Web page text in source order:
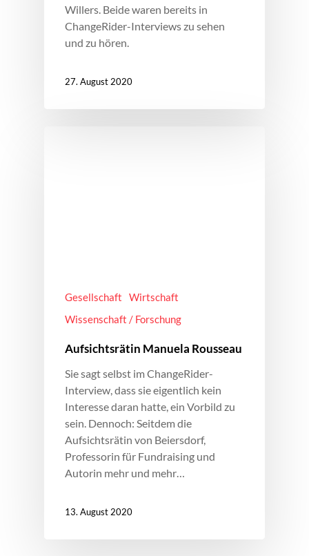
Willers. Beide waren bereits in
ChangeRider-Interviews zu sehen
und zu hören.
27. August 2020
Gesellschaft
Wirtschaft
Wissenschaft / Forschung
Aufsichtsrätin Manuela Rousseau
Sie sagt selbst im ChangeRider-
Interview, dass sie eigentlich kein
Interesse daran hatte, ein Vorbild zu
sein. Dennoch: Seitdem die
Aufsichtsrätin von Beiersdorf,
Professorin für Fundraising und
Autorin mehr und mehr…
13. August 2020